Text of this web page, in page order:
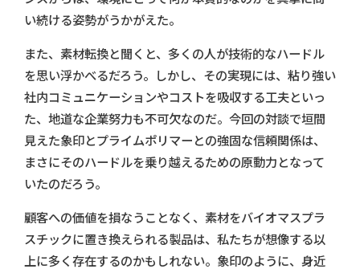
い続ける姿勢がうかがえた。
また、素材転換と聞くと、多くの人が技術的なハードル
を思い浮かべるだろう。しかし、その実現には、粘り強い
社内コミュニケーションやコストを吸収する工夫といっ
た、地道な企業努力も不可欠なのだ。今回の対談で垣間
見えた象印とプライムポリマーとの強固な信頼関係は、
まさにそのハードルを乗り越えるための原動力となって
いたのだろう。
顧客への価値を損なうことなく、素材をバイオマスプラ
スチックに置き換えられる製品は、私たちが想像する以
上に多く存在するのかもしれない。象印のように、身近